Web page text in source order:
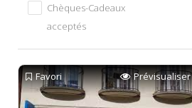
Chèques-Cadeaux
acceptés
Favori Prévisualiser